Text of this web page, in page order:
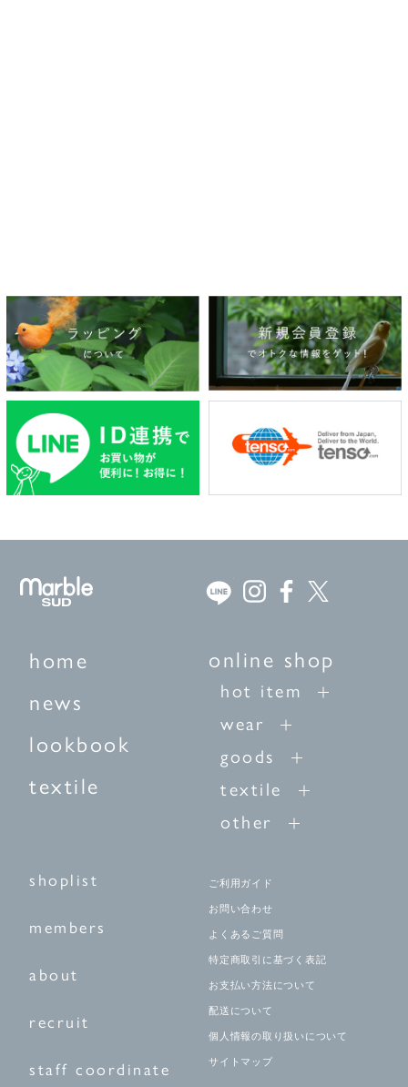
home
news
lookbook
textile
online shop
hot item
wear
goods
textile
other
shoplist
members
about
recruit
staff coordinate
ご利用ガイド
お問い合わせ
よくあるご質問
特定商取引に基づく表記
お支払い方法について
配送について
個人情報の取り扱いについて
サイトマップ